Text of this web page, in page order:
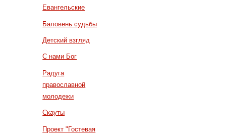
Евангельские
Баловень судьбы
Детский взгляд
С нами Бог
Радуга
православной
молодежи
Скауты
Проект "Гостевая